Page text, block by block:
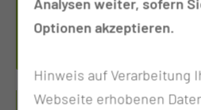
Tel.: +49 355 46 1642
PORT
Analysen weiter, sofern
Optionen akzeptieren.
Hinweis auf Verarbeitung
Webseite erhobenen